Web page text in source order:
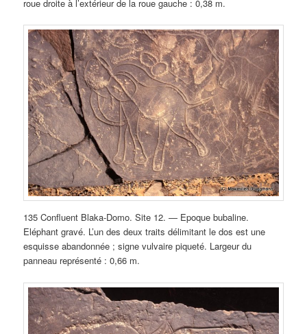
roue droite à l’extérieur de la roue gauche : 0,38 m.
135 Confluent Blaka-Domo. Site 12. — Epoque bubaline.
Eléphant gravé. L’un des deux traits délimitant le dos est une
esquisse abandonnée ; signe vulvaire piqueté. Largeur du
panneau représenté : 0,66 m.